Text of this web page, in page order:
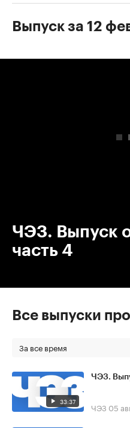
Выпуск за 12
ЧЭЗ. Выпуск
часть 4
Все выпуски
За все время
33:37
ЧЭЗ.
ЧЭЗ 05